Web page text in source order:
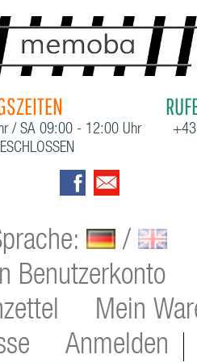
/ SA 09:00 - 12:00 Uhr
/
Benutzerkonto
Mein
Anmelden